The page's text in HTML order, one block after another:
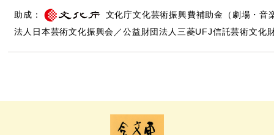
助成：
文化庁文化芸術振興費補助金（劇場・
法人日本芸術文化振興会／公益財団法人三菱UFJ信託芸術文化